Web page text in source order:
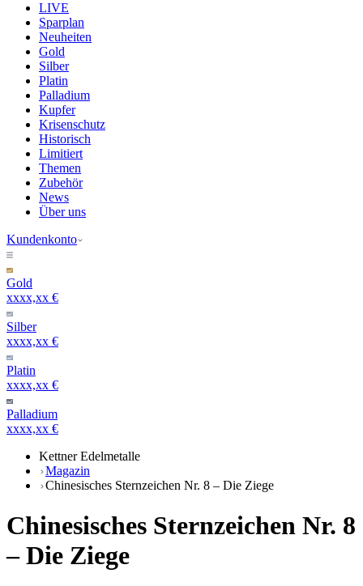
LIVE
Sparplan
Neuheiten
Gold
Silber
Platin
Palladium
Kupfer
Krisenschutz
Historisch
Limitiert
Themen
Zubehör
News
Über uns
Kundenkonto
Gold
xxxx,xx €
Silber
xxxx,xx €
Platin
xxxx,xx €
Palladium
xxxx,xx €
Kettner Edelmetalle
Magazin
Chinesisches Sternzeichen Nr. 8 – Die Ziege
Chinesisches Sternzeichen Nr. 8
– Die Ziege